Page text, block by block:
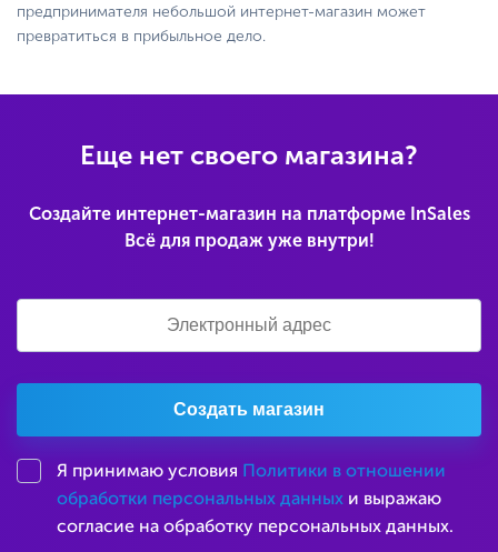
предпринимателя небольшой интернет-магазин может
превратиться в прибыльное дело.
Еще нет своего магазина?
Создайте интернет-магазин на платформе InSales
Всё для продаж уже внутри!
Создать магазин
Я принимаю условия
Политики в отношении
обработки персональных данных и выражаю
согласие на обработку персональных данных.